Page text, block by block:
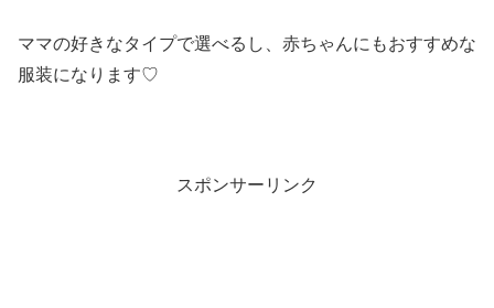
ママの好きなタイプで選べるし、赤ちゃんにもおすすめな
服装になります♡
スポンサーリンク